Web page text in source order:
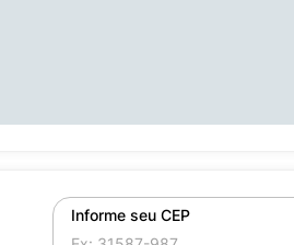
Informe seu CEP